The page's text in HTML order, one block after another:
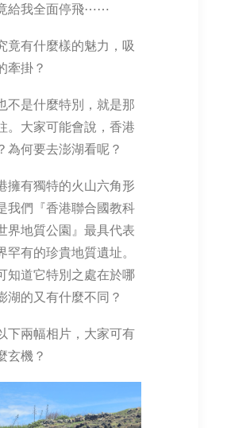
給我全面停飛⋯⋯
竟有什麼樣的魅力，吸
牽掛？
不是什麼特別，就是那
。大家可能會說，香港
為何要去澎湖看呢？
擁有獨特的火山六角形
我們『香港聯合國教科
界地質公園』最具代表
罕有的珍貴地質遺址。
知道它特別之處在於哪
湖的又有什麼不同？
下兩幅相片，大家可有
玄機？